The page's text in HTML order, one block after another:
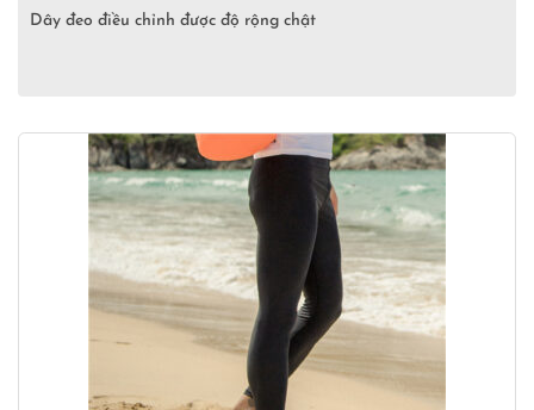
Dây đeo điều chỉnh được độ rộng chật